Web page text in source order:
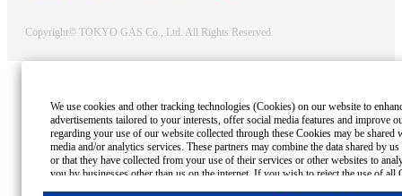
Copyright© TOKYO GAS Co., Ltd. All Rights Reserved.
We use cookies and other tracking technologies (Cookies) on our website to
advertisements tailored to your interests, offer social media features and improve
regarding your use of our website collected through these Cookies may be
media and/or analytics services. These partners may combine the data shared by
or that they have collected from your use of their services or other websites to
you by businesses other than us on the internet. If you wish to reject the use of